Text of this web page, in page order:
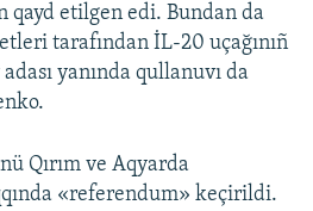
qayd etilgen edi. Bundan da
tarafından İL-20 uçağınıñ
yanında qullanuvı da
Qırım ve Aqyarda
«referendum» keçirildi.